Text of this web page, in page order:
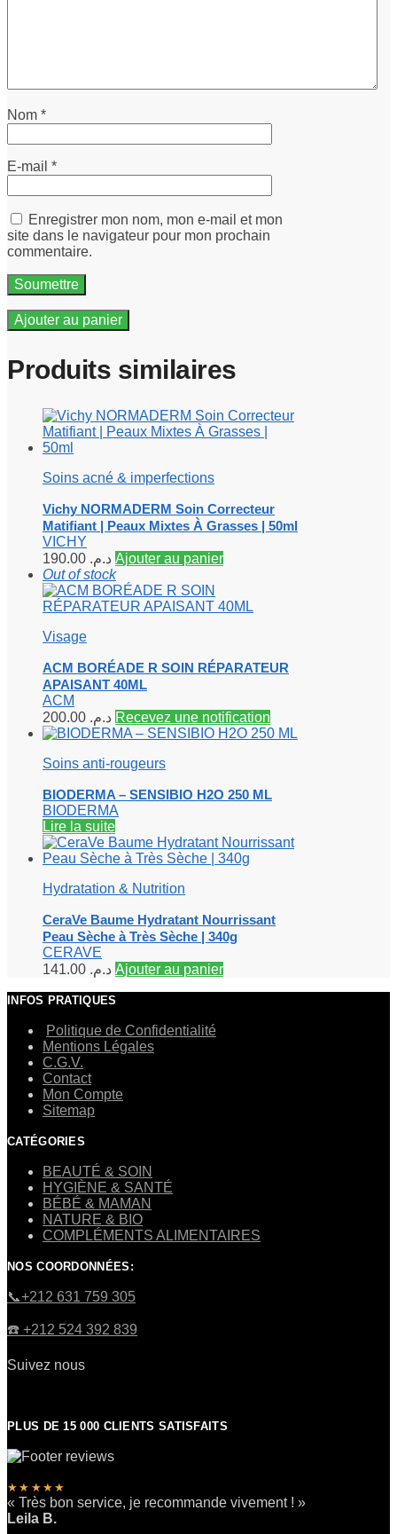
Nom *
E-mail *
Enregistrer mon nom, mon e-mail et mon
site dans le navigateur pour mon prochain
commentaire.
Ajouter au panier
Produits similaires
Soins acné & imperfections
Vichy NORMADERM Soin Correcteur
Matifiant | Peaux Mixtes À Grasses | 50ml
VICHY
د.م. Ajouter au panier
Out of stock
Visage
ACM BORÉADE R SOIN RÉPARATEUR
APAISANT 40ML
ACM
د.م. Recevez une notification
Soins anti-rougeurs
BIODERMA – SENSIBIO H2O 250 ML
BIODERMA
Lire la suite
Hydratation & Nutrition
CeraVe Baume Hydratant Nourrissant
Peau Sèche à Très Sèche | 340g
CERAVE
د.م. Ajouter au panier
INFOS PRATIQUES
Politique de Confidentialité
Mentions Légales
C.G.V.
Contact
Mon Compte
Sitemap
CATÉGORIES
BEAUTÉ & SOIN
HYGIÈNE & SANTÉ
BÉBÉ & MAMAN
NATURE & BIO
COMPLÉMENTS ALIMENTAIRES
NOS COORDONNÉES:
​📞+212 631 759 305
☎️​ +212 524 392 839
Suivez nous
PLUS DE 15 000 CLIENTS SATISFAITS
★★★★★
« Très bon service, je recommande vivement ! »
Leila B.